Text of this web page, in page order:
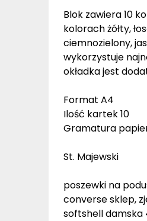
Blok zawiera 10
kolorach żółty,
ciemnozielony,
wykorzystuje
okładka jest
Format A4
Ilość kartek 10
Gramatura
St. Majewski
poszewki na
converse sklep,
softshell damska